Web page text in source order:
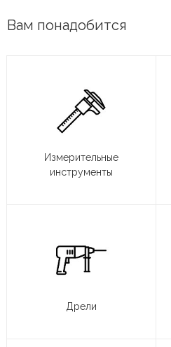
Вам понадобится
Измерительные
инструменты
Дрели